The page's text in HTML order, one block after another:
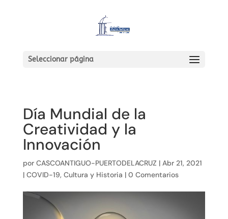
Seleccionar página
Día Mundial de la
Creatividad y la
Innovación
por CASCOANTIGUO-PUERTODELACRUZ | Abr 21, 2021
| COVID-19, Cultura y Historia | 0 Comentarios